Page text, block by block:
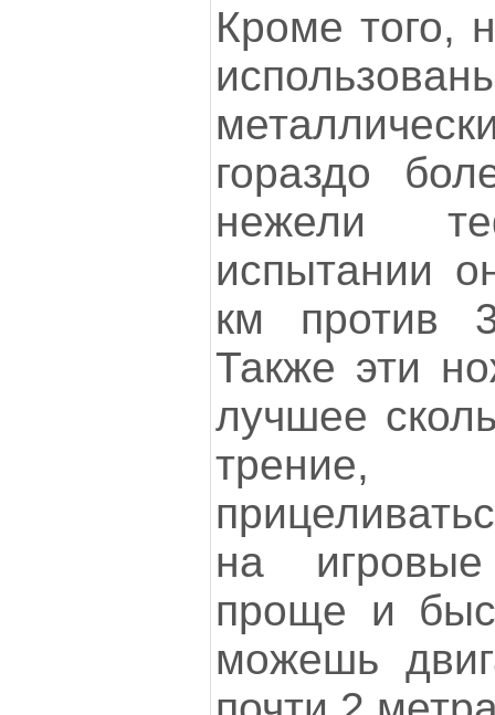
Кроме того,
гораздо
нежели
испытании
км против
Также эти
лучшее
на
проще и
можешь